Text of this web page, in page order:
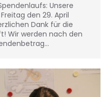
Unsere
den 29. April
Dank für die
Wir werden nach den